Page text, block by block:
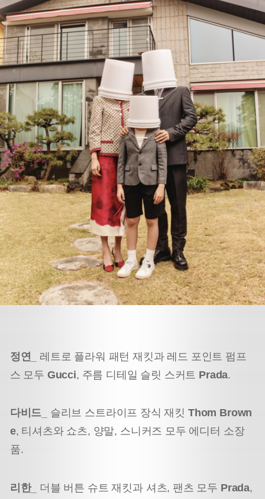
정연_ 레트로 플라워 패턴 재킷과 레드 포인트 펌프
스 모두 Gucci, 주름 디테일 슬릿 스커트 Prada.
다비드_ 슬리브 스트라이프 장식 재킷 Thom Brown
e, 티셔츠와 쇼츠, 양말, 스니커즈 모두 에디터 소장
품.
리한_ 더블 버튼 슈트 재킷과 셔츠, 팬츠 모두 Prada,